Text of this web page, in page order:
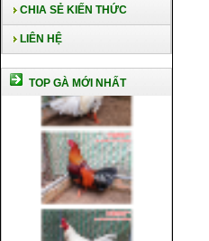
CHIA SẺ KIẾN THỨC
LIÊN HỆ
TOP GÀ MỚI NHẤT